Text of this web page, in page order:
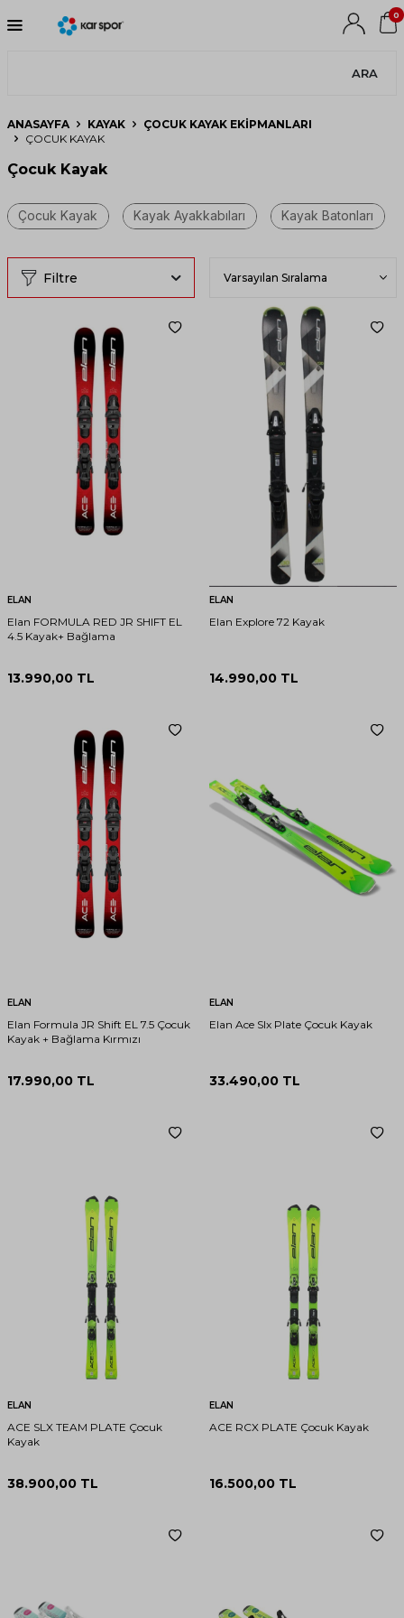
ARA
0
ANASAYFA KAYAK
ÇOCUK KAYAK EKIPMANLARI
ÇOCUK KAYAK
Çocuk Kayak
Filtre
ELAN
Elan FORMULA RED JR SHIFT EL
4.5 Kayak+ Bağlama
13.990,00 TL
ELAN
Elan Explore 72 Kayak
14.990,00 TL
ELAN
Elan Formula JR Shift EL 7.5 Çocuk
Kayak + Bağlama Kırmızı
17.990,00 TL
ELAN
Elan Ace Slx Plate Çocuk Kayak
33.490,00 TL
ELAN
ACE SLX TEAM PLATE Çocuk
Kayak
38.900,00 TL
ELAN
ACE RCX PLATE Çocuk Kayak
16.500,00 TL